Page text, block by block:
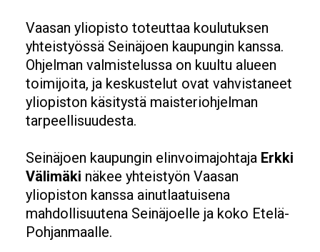
Vaasan yliopisto toteuttaa koulutuksen
yhteistyössä Seinäjoen kaupungin kanssa.
Ohjelman valmistelussa on kuultu alueen
toimijoita, ja keskustelut ovat vahvistaneet
yliopiston käsitystä maisteriohjelman
tarpeellisuudesta.
Seinäjoen kaupungin elinvoimajohtaja Erkki
Välimäki näkee yhteistyön Vaasan
yliopiston kanssa ainutlaatuisena
mahdollisuutena Seinäjoelle ja koko Etelä-
Pohjanmaalle.